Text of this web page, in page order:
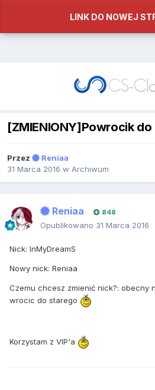
LINK DO NOWEJ
[ZMIENIONY]Powrocik do
Przez
Reniaa
31 Marca 2016 w Archiwum
Reniaa 848
Opublikowano 31 Marca 2016
Nick: InMyDreamS
Nowy nick: Reniaa
Czemu chcesz zmienić nick?: obecny
wrocic do starego
Korzystam z VIP'a